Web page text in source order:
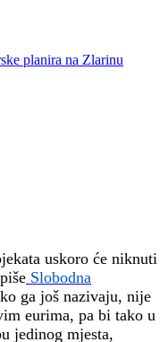
uskoro će niknuti
Slobodna
ga još nazivaju, nije
eurima, pa bi tako u
jedinog mjesta,